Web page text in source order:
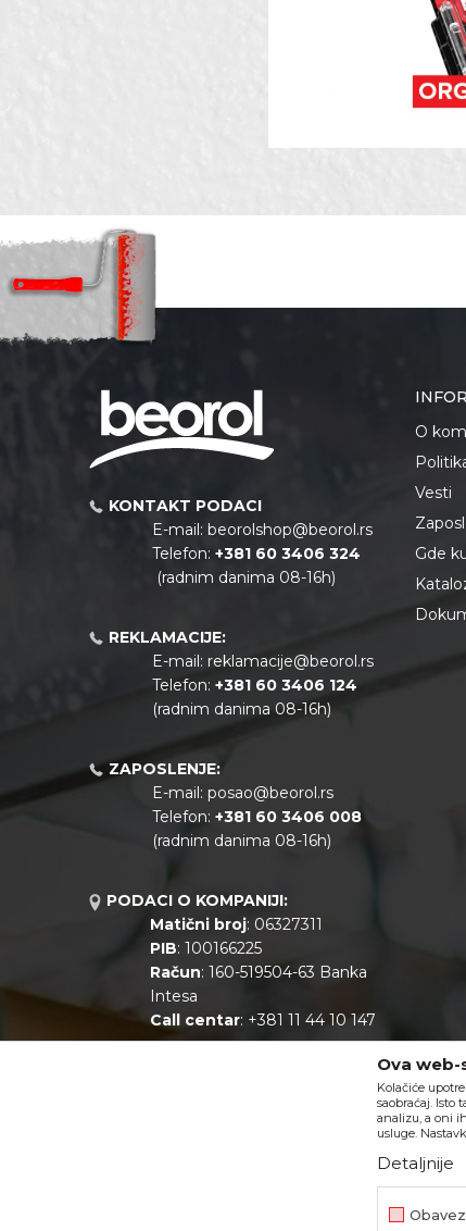
Dimenzija
Anti-spam zaštita -
POŠALJI
KONTAKT PODACI
E-mail: beorolshop@beorol.rs
Telefon: +381 60 3406 324
(radnim danima 08-16h)
REKLAMACIJE:
E-mail: reklamacije@beorol.rs
Telefon: +381 60 3406 124
(radnim danima 08-16h)
ZAPOSLENJE:
E-mail: posao@beorol.rs
Telefon: +381 60 3406 008
(radnim danima 08-16h)
PODACI O KOMPANIJI:
Matični broj: 06327311
PIB: 100166225
Račun: 160-519504-63 Banka
Intesa
Call centar: +381 11 44 10 147
O
Vesti
Gde
Nastojimo da budemo što precizniji u opisu proizvoda,
Ova
Kolačiće
saobraćaj. Isto
analizu, a oni
usluge.
Detaljnije